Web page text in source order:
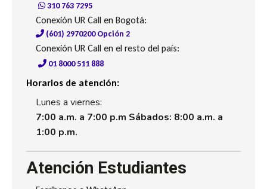
310 763 7295
Conexión UR Call en Bogotá:
(601) 2970200 Opción 2
Conexión UR Call en el resto del país:
01 8000 511 888
Horarios de atención:
Lunes a viernes:
7:00 a.m. a 7:00 p.m Sábados: 8:00 a.m. a
1:00 p.m.
Atención Estudiantes